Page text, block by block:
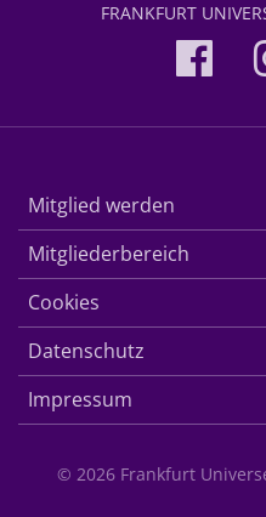
FRANKFURT
Mitglied werden
Mitgliederbereich
Cookies
Datenschutz
Impressum
© 2026 Frankfurt